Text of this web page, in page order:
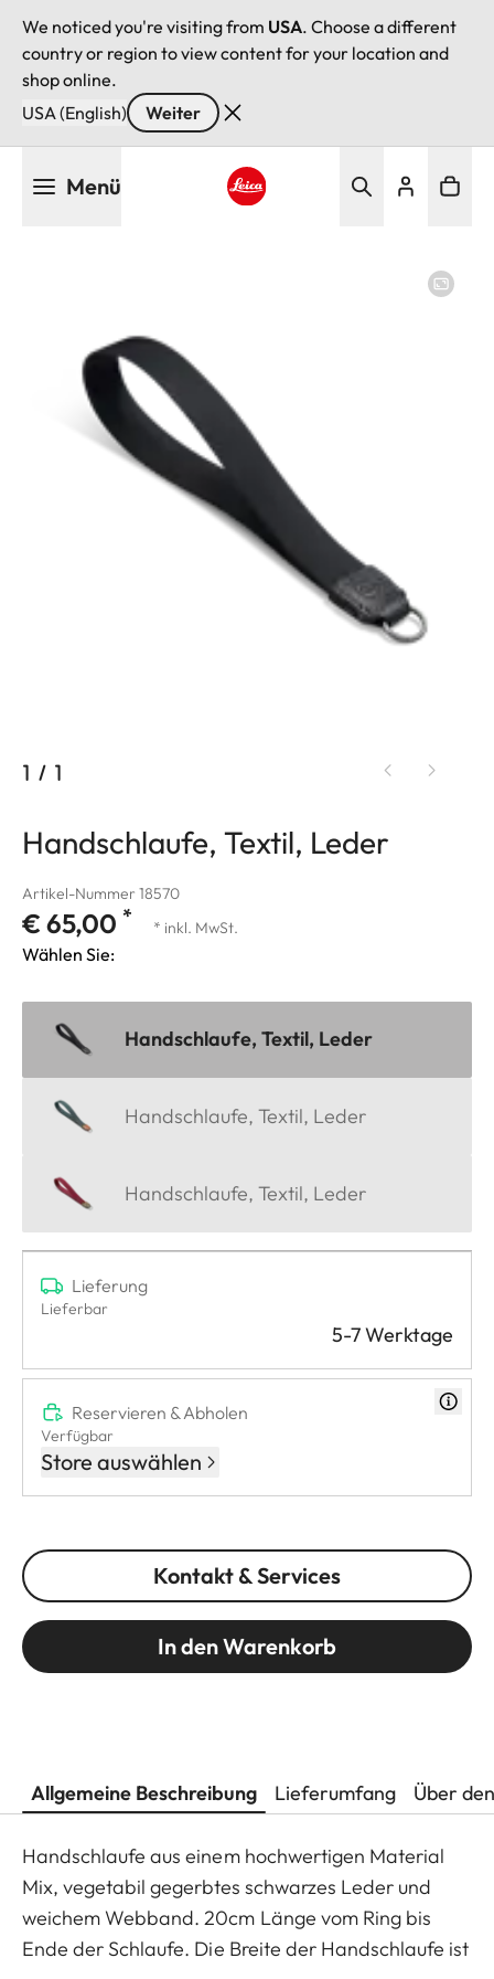
We noticed you're visiting from USA. Choose a different
country or region to view content for your location and
shop online.
USA (English)
Weiter
Menü
1 / 1
Handschlaufe, Textil, Leder
Artikel-Nummer 18570
€ 65,00 * * inkl. MwSt.
Wählen Sie:
Handschlaufe, Textil, Leder
Handschlaufe, Textil, Leder
Handschlaufe, Textil, Leder
Lieferung
Lieferbar
5-7 Werktage
Reservieren & Abholen
Verfügbar
Store auswählen
Kontakt & Services
In den Warenkorb
Allgemeine Beschreibung Lieferumfang Über
Handschlaufe aus einem hochwertigen Material
Mix, vegetabil gegerbtes schwarzes Leder und
weichem Webband. 20cm Länge vom Ring bis
Ende der Schlaufe. Die Breite der Handschlaufe ist